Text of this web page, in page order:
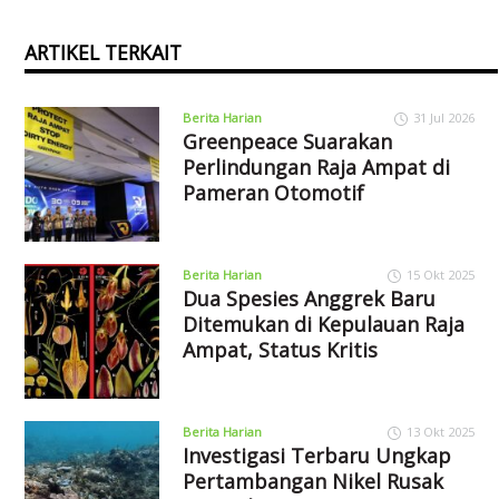
ARTIKEL TERKAIT
Berita Harian 31 Jul 2026
Greenpeace Suarakan
Perlindungan Raja Ampat di
Pameran Otomotif
Berita Harian 15 Okt 2025
Dua Spesies Anggrek Baru
Ditemukan di Kepulauan Raja
Ampat, Status Kritis
Berita Harian 13 Okt 2025
Investigasi Terbaru Ungkap
Pertambangan Nikel Rusak